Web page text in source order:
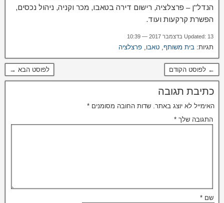
הנדל"ן – פרצלציה, רישום דירה בטאבו, מכר וקניה, ניהול נכסים,
הפשרת קרקעות ועוד.
Updated: 13 בדצמבר 2017 — 10:39
תגיות: בית משותף, טאבו, פרצלציה
← לפוסט הקודם לפוסט הבא →
כתיבת תגובה
האימייל לא יוצג באתר. שדות החובה מסומנים *
התגובה שלך *
שם *